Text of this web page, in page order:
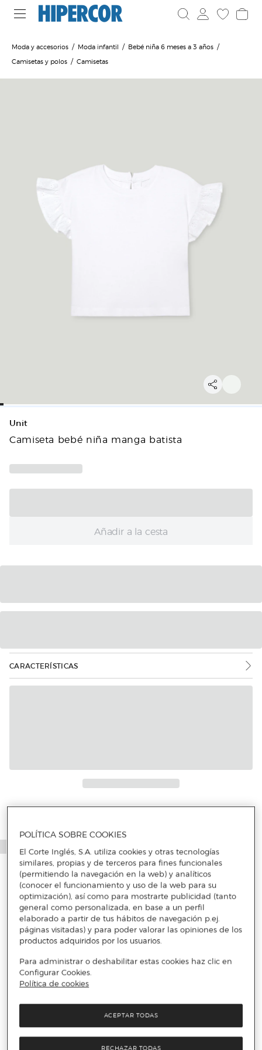
Moda y accesorios Moda infantil
Bebé niña 6 meses a 3 años
Camisetas y polos
Camisetas
Unit
Camiseta bebé niña manga batista
Añadir a la cesta
CARACTERÍSTICAS
POLÍTICA SOBRE COOKIES
El Corte Inglés, S.A. utiliza cookies y otras tecnologías
similares, propias y de terceros para fines funcionales
(permitiendo la navegación en la web) y analíticos
(conocer el funcionamiento y uso de la web para su
optimización), así como para mostrarte publicidad (tanto
general como personalizada, en base a un perfil
elaborado a partir de tus hábitos de navegación p.ej.
páginas visitadas) y para poder valorar las opiniones de los
productos adquiridos por los usuarios.
Para administrar o deshabilitar estas cookies haz clic en
Configurar Cookies.
Política de cookies
RECHAZAR TODAS
ACEPTAR TODAS